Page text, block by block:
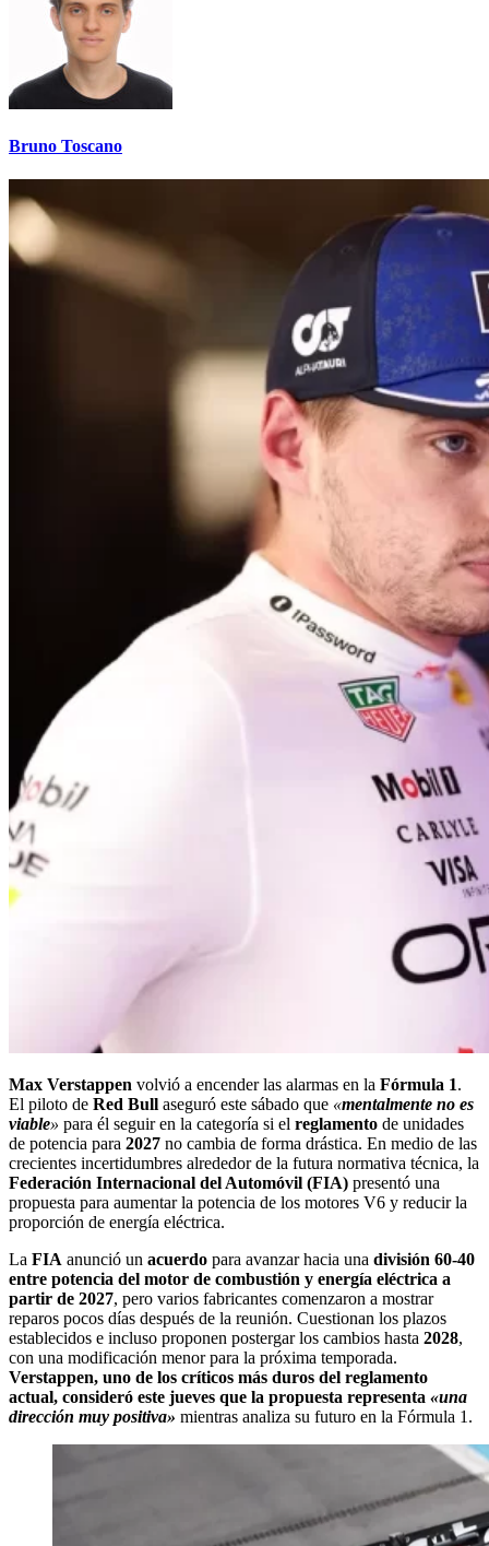
Bruno Toscano
Max Verstappen volvió a encender las alarmas en la Fórmula 1.
El piloto de Red Bull aseguró este sábado que «mentalmente no es
viable» para él seguir en la categoría si el reglamento de unidades
de potencia para 2027 no cambia de forma drástica. En medio de las
crecientes incertidumbres alrededor de la futura normativa técnica, la
Federación Internacional del Automóvil (FIA) presentó una
propuesta para aumentar la potencia de los motores V6 y reducir la
proporción de energía eléctrica.
La FIA anunció un acuerdo para avanzar hacia una división 60-40
entre potencia del motor de combustión y energía eléctrica a
partir de 2027, pero varios fabricantes comenzaron a mostrar
reparos pocos días después de la reunión. Cuestionan los plazos
establecidos e incluso proponen postergar los cambios hasta 2028,
con una modificación menor para la próxima temporada.
Verstappen, uno de los críticos más duros del reglamento
actual, consideró este jueves que la propuesta representa «una
dirección muy positiva» mientras analiza su futuro en la Fórmula 1.